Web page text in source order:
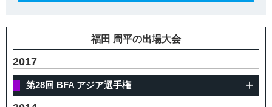
福田 周平の出場大会
2017
第28回 BFA アジア選手権